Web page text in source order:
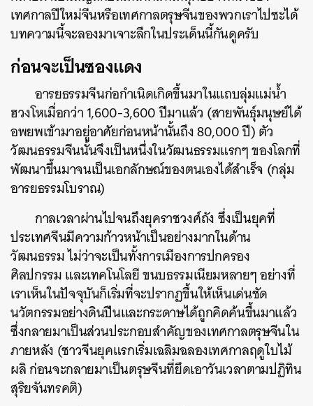
เทศกาลปีใหม่จีนหรือเทศกาลตรุษจีนของพวกเราไปซะได้
บทความนี้จะลองมาเจาะลึกในประเด็นนี้กันดูครับ
ก่อนจะเป็นซองแดง
อารยธรรมจีนก่อกำเนิดเกิดขึ้นมาในแถบลุ่มแม่น้ำ
ฮวงโหเมื่อกว่า 1,600-3,600 ปีมาแล้ว (สายพันธุ์มนุษย์ได้
อพยพเข้ามาอยู่อาศัยก่อนหน้านั้นถึง 80,000 ปี) ตัว
วัฒนธรรมจีนนั้นจึงเป็นหนึ่งในวัฒนธรรมแรกๆ ของโลกที่
พัฒนาขึ้นมาจนเป็นเอกลักษณ์ของตนเองได้สำเร็จ (กลุ่ม
อารยธรรมโบราณ)
กาลเวลาผ่านไปจนถึงยุคราชวงศ์ถัง ซึ่งเป็นยุคที่
ประเทศจีนมีความก้าวหน้าเป็นอย่างมากในด้าน
วัฒนธรรม ไม่ว่าจะเป็นทั้งการเมืองการปกครอง
ศิลปกรรม และเทคโนโลยี ขนบธรรมเนียมหลายๆ อย่างที่
เราเห็นในปัจจุบันก็เริ่มที่จะปรากฏขึ้นให้เห็นเด่นชัด
นวัตกรรมอย่างดินปืนและกระดาษได้ถูกคิดค้นขึ้นมาแล้ว
ซึ่งกลายมาเป็นส่วนประกอบสำคัญของเทศกาลตรุษจีนใน
ภายหลัง (ชาวจีนยุคแรกเริ่มเฉลิมฉลองเทศกาลฤดูใบไม้
ผลิ ก่อนจะกลายมาเป็นตรุษจีนที่ยึดเอาวันเวลาตามปฏิทิน
สุริยจันทรคติ)